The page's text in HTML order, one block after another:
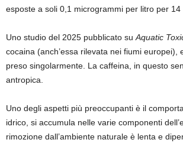
esposte a soli 0,1 microgrammi per litro per
Uno studio del 2025 pubblicato su Aquatic
cocaina (anch’essa rilevata nei fiumi europei),
preso singolarmente. La caffeina, in questo
antropica.
Uno degli aspetti più preoccupanti è il
idrico, si accumula nelle varie componenti
rimozione dall’ambiente naturale è lenta e